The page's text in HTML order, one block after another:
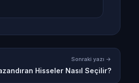
Sonraki yazı →
Hisseler Nasıl Seçilir?